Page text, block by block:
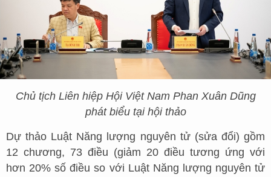
Chủ tịch Liên hiệp Hội Việt Nam Phan Xuân Dũng
phát biểu tại hội thảo
Dự thảo Luật Năng lượng nguyên tử (sửa đổi) gồm
12 chương, 73 điều (giảm 20 điều tương ứng với
hơn 20% số điều so với Luật Năng lượng nguyên tử